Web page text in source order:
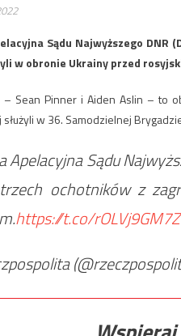
Sądu Najwyższego
w obronie Ukrainy przed
– Sean Pinner i Aiden Aslin – to
w 36. Samodzielnej
Apelacyjna Sądu
ochotników z
https://t.co/rOLVj9GM7Z